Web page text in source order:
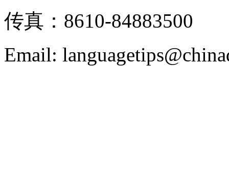
传真：8610-84883500
Email: